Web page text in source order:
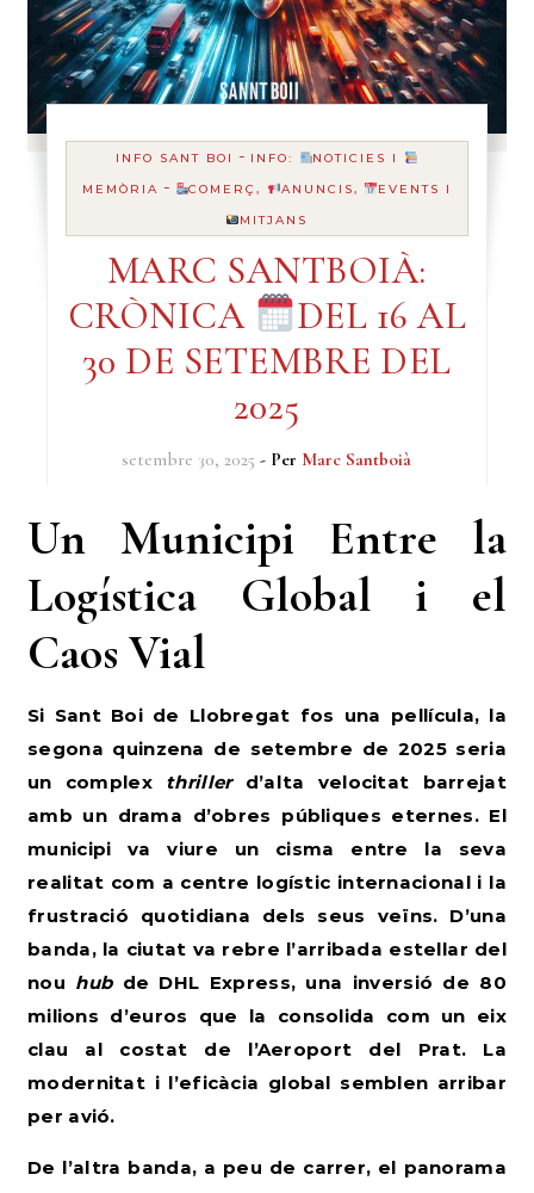
INFO SANT BOI - INFO:
NOTICIES I
MEMÒRIA - COMERÇ, ANUNCIS,
EVENTS I
MITJANS
MARC SANTBOIÀ:
CRÒNICA
DEL 16 AL
30 DE SETEMBRE DEL
2025
setembre 30, 2025 - Per Marc Santboià
Un Municipi Entre la
Logística Global i el
Caos Vial
Si Sant Boi de Llobregat fos una pel·lícula, la
segona quinzena de setembre de 2025 seria
un complex thrillerd’alta velocitat barrejat
amb un drama d’obres públiques eternes. El
municipi va viure un cisma entre la seva
realitat com a centre logístic internacional i la
frustració quotidiana dels seus veïns. D’una
banda, la ciutat va rebre l’arribada estel·lar del
nou hubde DHL Express, una inversió de 80
milions d’euros que la consolida com un eix
clau al costat de l’Aeroport del Prat. La
modernitat i l’eficàcia global semblen arribar
per avió.
De l’altra banda, a peu de carrer, el panorama